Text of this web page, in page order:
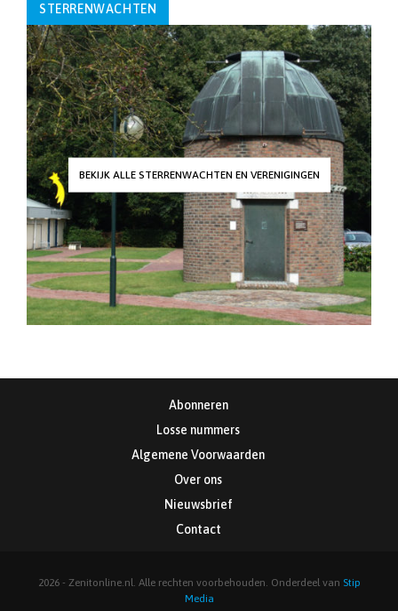
STERRENWACHTEN
BEKIJK ALLE STERRENWACHTEN EN VERENIGINGEN
Abonneren
Losse nummers
Algemene Voorwaarden
Over ons
Nieuwsbrief
Contact
2026 - Zenitonline.nl. Alle rechten voorbehouden. Onderdeel van Stip
Media